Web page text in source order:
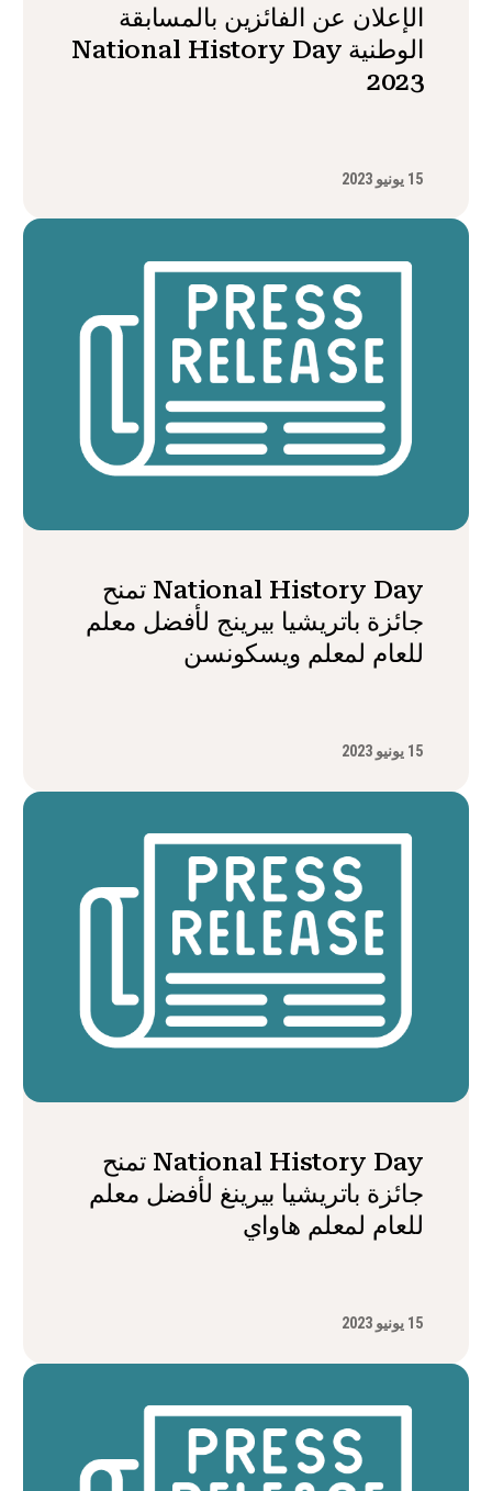
الإعلان عن الفائزين بالمسابقة
الوطنية National History Day
2023
15 يونيو 2023
National History Day تمنح
جائزة باتريشيا بيرينج لأفضل معلم
للعام لمعلم ويسكونسن
15 يونيو 2023
National History Day تمنح
جائزة باتريشيا بيرينغ لأفضل معلم
للعام لمعلم هاواي
15 يونيو 2023